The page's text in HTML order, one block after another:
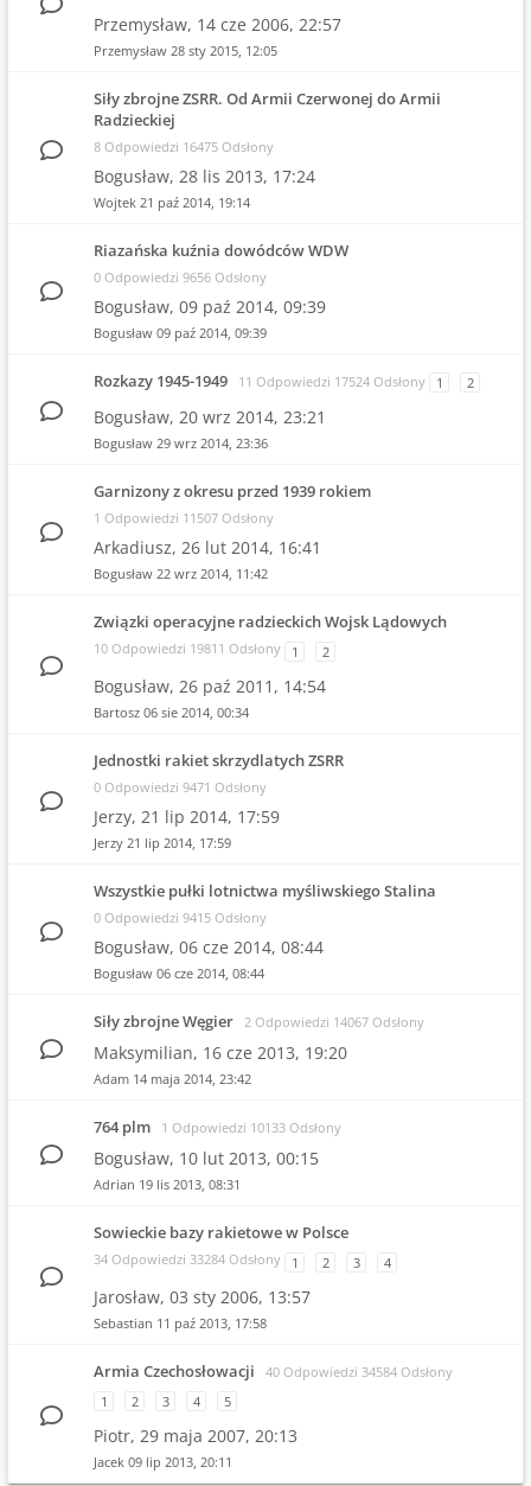
Przemysław, 14 cze 2006, 22:57
Przemysław 28 sty 2015, 12:05
Siły zbrojne ZSRR. Od Armii Czerwonej do Armii
Radzieckiej
8 Odpowiedzi 16475 Odsłony
Bogusław, 28 lis 2013, 17:24
Wojtek 21 paź 2014, 19:14
Riazańska kuźnia dowódców WDW
0 Odpowiedzi 9656 Odsłony
Bogusław, 09 paź 2014, 09:39
Bogusław 09 paź 2014, 09:39
Rozkazy 1945-1949 11 Odpowiedzi 17524 Odsłony 1 2
Bogusław, 20 wrz 2014, 23:21
Bogusław 29 wrz 2014, 23:36
Garnizony z okresu przed 1939 rokiem
1 Odpowiedzi 11507 Odsłony
Arkadiusz, 26 lut 2014, 16:41
Bogusław 22 wrz 2014, 11:42
Związki operacyjne radzieckich Wojsk Lądowych
10 Odpowiedzi 19811 Odsłony 1 2
Bogusław, 26 paź 2011, 14:54
Bartosz 06 sie 2014, 00:34
Jednostki rakiet skrzydlatych ZSRR
0 Odpowiedzi 9471 Odsłony
Jerzy, 21 lip 2014, 17:59
Jerzy 21 lip 2014, 17:59
Wszystkie pułki lotnictwa myśliwskiego Stalina
0 Odpowiedzi 9415 Odsłony
Bogusław, 06 cze 2014, 08:44
Bogusław 06 cze 2014, 08:44
Siły zbrojne Węgier 2 Odpowiedzi 14067 Odsłony
Maksymilian, 16 cze 2013, 19:20
Adam 14 maja 2014, 23:42
764 plm 1 Odpowiedzi 10133 Odsłony
Bogusław, 10 lut 2013, 00:15
Adrian 19 lis 2013, 08:31
Sowieckie bazy rakietowe w Polsce
34 Odpowiedzi 33284 Odsłony 1 2 3 4
Jarosław, 03 sty 2006, 13:57
Sebastian 11 paź 2013, 17:58
Armia Czechosłowacji
40 Odpowiedzi 34584 Odsłony
1
2 3 4 5
Piotr, 29 maja 2007, 20:13
Jacek 09 lip 2013, 20:11